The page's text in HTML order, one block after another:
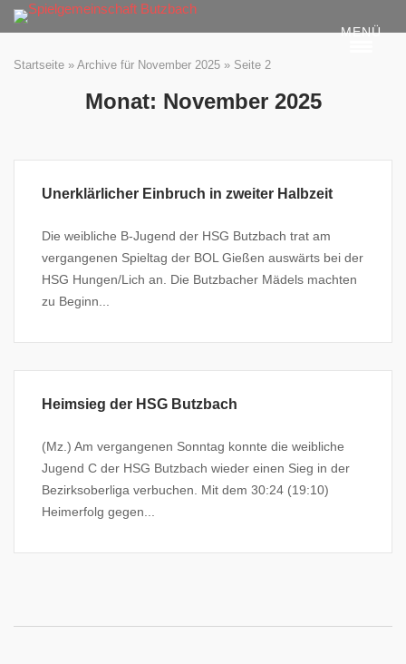
Skip
to
Startseite » Archive für November 2025 » Seite 2
Monat: November 2025
Unerklärlicher Einbruch in zweiter Halbzeit
Die weibliche B-Jugend der HSG Butzbach trat am
vergangenen Spieltag der BOL Gießen auswärts bei der
HSG Hungen/Lich an. Die Butzbacher Mädels machten
zu Beginn...
Heimsieg der HSG Butzbach
(Mz.) Am vergangenen Sonntag konnte die weibliche
Jugend C der HSG Butzbach wieder einen Sieg in der
Bezirksoberliga verbuchen. Mit dem 30:24 (19:10)
Heimerfolg gegen...
MENÜ